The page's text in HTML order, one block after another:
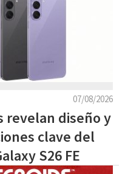
07/08/2026
revelan diseño y
clave del
S26 FE